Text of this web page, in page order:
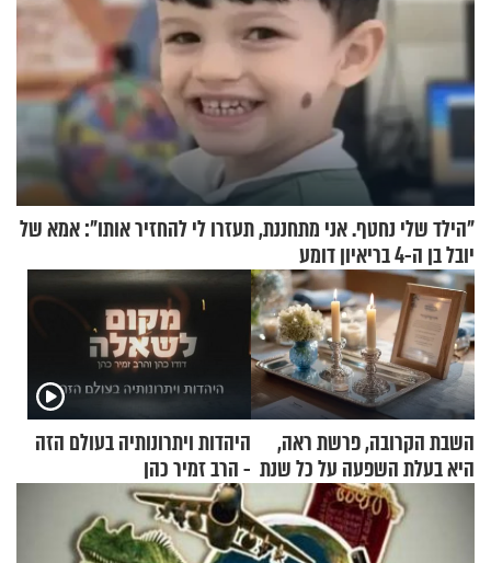
"הילד שלי נחטף. אני מתחננת, תעזרו לי להחזיר אותו": אמא של
יובל בן ה-4 בריאיון דומע
השבת הקרובה, פרשת ראה,
היא בעלת השפעה על כל שנת
היהדות ויתרונותיה בעולם הזה
- הרב זמיר כהן